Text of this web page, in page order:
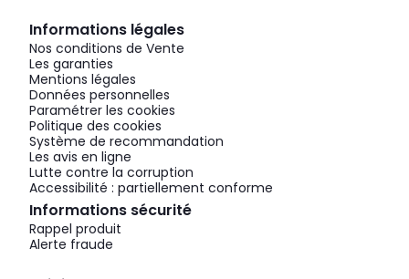
Informations légales
Nos conditions de Vente
Les garanties
Mentions légales
Données personnelles
Paramétrer les cookies
Politique des cookies
Système de recommandation
Les avis en ligne
Lutte contre la corruption
Accessibilité : partiellement conforme
Informations sécurité
Rappel produit
Alerte fraude